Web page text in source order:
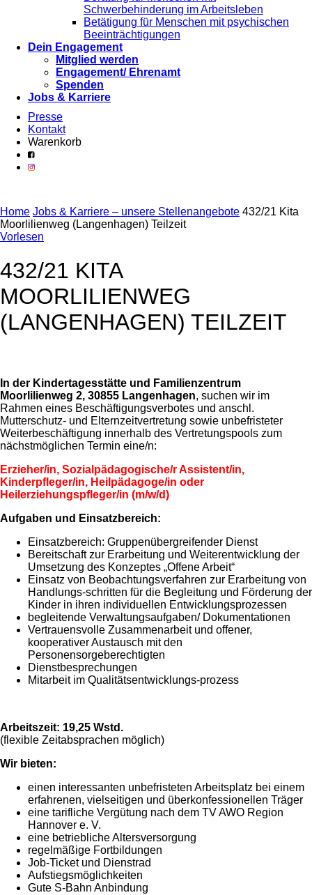
Schwerbehinderung im Arbeitsleben
Betätigung für Menschen mit psychischen
Beeinträchtigungen
Dein Engagement
Mitglied werden
Engagement/ Ehrenamt
Spenden
Jobs & Karriere
Presse
Kontakt
Warenkorb
Home Jobs & Karriere – unsere Stellenangebote 432/21 Kita
Moorlilienweg (Langenhagen) Teilzeit
Vorlesen
432/21 KITA
MOORLILIENWEG
(LANGENHAGEN) TEILZEIT
In der Kindertagesstätte und Familienzentrum
Moorlilienweg 2, 30855 Langenhagen, suchen wir im
Rahmen eines Beschäftigungsverbotes und anschl.
Mutterschutz- und Elternzeitvertretung sowie unbefristeter
Weiterbeschäftigung innerhalb des Vertretungspools zum
nächstmöglichen Termin eine/n:
Erzieher/in, Sozialpädagogische/r Assistent/in,
Kinderpfleger/in, Heilpädagoge/in oder
Heilerziehungspfleger/in (m/w/d)
Aufgaben und Einsatzbereich:
Einsatzbereich: Gruppenübergreifender Dienst
Bereitschaft zur Erarbeitung und Weiterentwicklung der
Umsetzung des Konzeptes „Offene Arbeit“
Einsatz von Beobachtungsverfahren zur Erarbeitung von
Handlungs-schritten für die Begleitung und Förderung der
Kinder in ihren individuellen Entwicklungsprozessen
begleitende Verwaltungsaufgaben/ Dokumentationen
Vertrauensvolle Zusammenarbeit und offener,
kooperativer Austausch mit den
Personensorgeberechtigten
Dienstbesprechungen
Mitarbeit im Qualitätsentwicklungs-prozess
Arbeitszeit: 19,25 Wstd.
(flexible Zeitabsprachen möglich)
Wir bieten:
einen interessanten unbefristeten Arbeitsplatz bei einem
erfahrenen, vielseitigen und überkonfessionellen Träger
eine tarifliche Vergütung nach dem TV AWO Region
Hannover e. V.
eine betriebliche Altersversorgung
regelmäßige Fortbildungen
Job-Ticket und Dienstrad
Aufstiegsmöglichkeiten
Gute S-Bahn Anbindung